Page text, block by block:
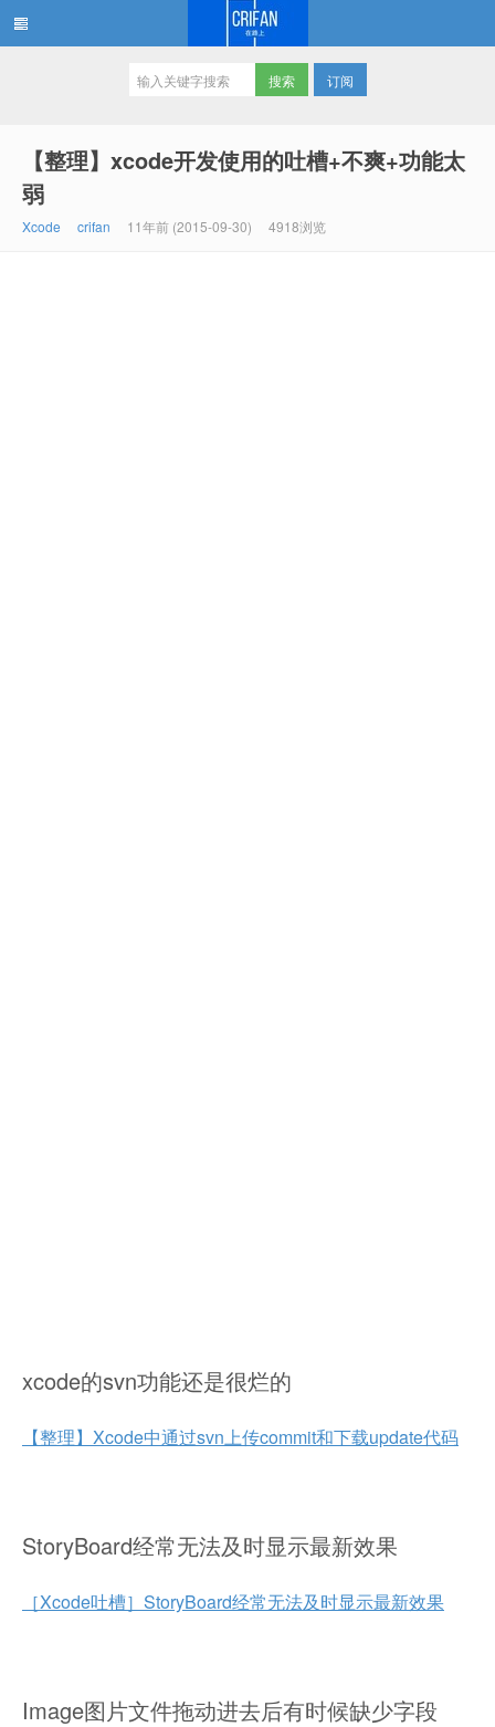
订阅
【整理】xcode开发使用的吐槽+不爽+功能太
弱
Xcode crifan 11年前 (2015-09-30) 4918浏览
xcode的svn功能还是很烂的
【整理】Xcode中通过svn上传commit和下载update代码
StoryBoard经常无法及时显示最新效果
［Xcode吐槽］StoryBoard经常无法及时显示最新效果
Image图片文件拖动进去后有时候缺少字段